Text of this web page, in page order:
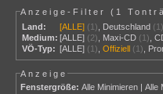
Anzeige-Filter ( 1
Land:
[ALLE] (1) Deutschland
Medium: [ALLE] (2) Maxi-CD (1) ,
VÖ-Typ: [ALLE] (1) ,Offiziell (1)
Anzeige
Fenstergröße: Alle Minimieren |Alle